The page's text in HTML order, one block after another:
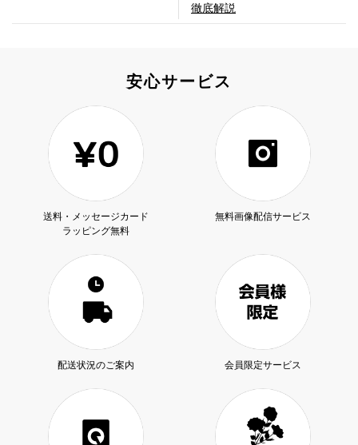
徹底解説
安心サービス
送料・メッセージカード
ラッピング無料
無料画像配信サービス
配送状況のご案内 会員限定サービス